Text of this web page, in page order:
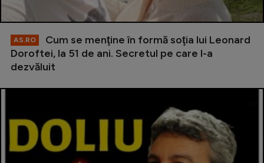
AS.RO
Cum se menţine în formă soţia lui Leonard
Doroftei, la 51 de ani. Secretul pe care l-a
dezvăluit